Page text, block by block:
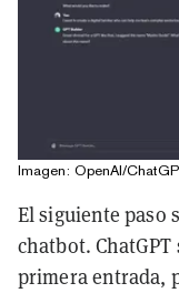
Imagen: OpenAI/
El siguiente paso
chatbot.
primera entrada,